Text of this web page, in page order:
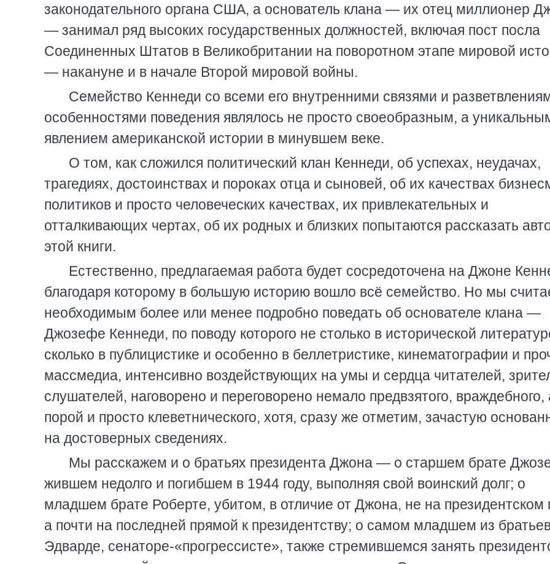
законодательного органа США, а основатель клана — их отец миллионер
— занимал ряд высоких государственных должностей, включая пост посла
Соединенных Штатов в Великобритании на поворотном этапе мировой
— накануне и в начале Второй мировой войны.
Семейство Кеннеди со всеми его внутренними связями и
особенностями поведения являлось не просто своеобразным, а
явлением американской истории в минувшем веке.
О том, как сложился политический клан Кеннеди, об успехах, неудачах,
трагедиях, достоинствах и пороках отца и сыновей, об их качествах
политиков и просто человеческих качествах, их привлекательных и
отталкивающих чертах, об их родных и близких попытаются рассказать
этой книги.
Естественно, предлагаемая работа будет сосредоточена на Джоне
благодаря которому в большую историю вошло всё семейство. Но мы
необходимым более или менее подробно поведать об основателе клана —
Джозефе Кеннеди, по поводу которого не столько в исторической
сколько в публицистике и особенно в беллетристике, кинематографии и
массмедиа, интенсивно воздействующих на умы и сердца читателей,
слушателей, наговорено и переговорено немало предвзятого, враждебного,
порой и просто клеветнического, хотя, сразу же отметим, зачастую
на достоверных сведениях.
Мы расскажем и о братьях президента Джона — о старшем брате
жившем недолго и погибшем в 1944 году, выполняя свой воинский долг; о
младшем брате Роберте, убитом, в отличие от Джона, не на президентском
а почти на последней прямой к президентству; о самом младшем из
Эдварде, сенаторе-«прогрессисте», также стремившемся занять